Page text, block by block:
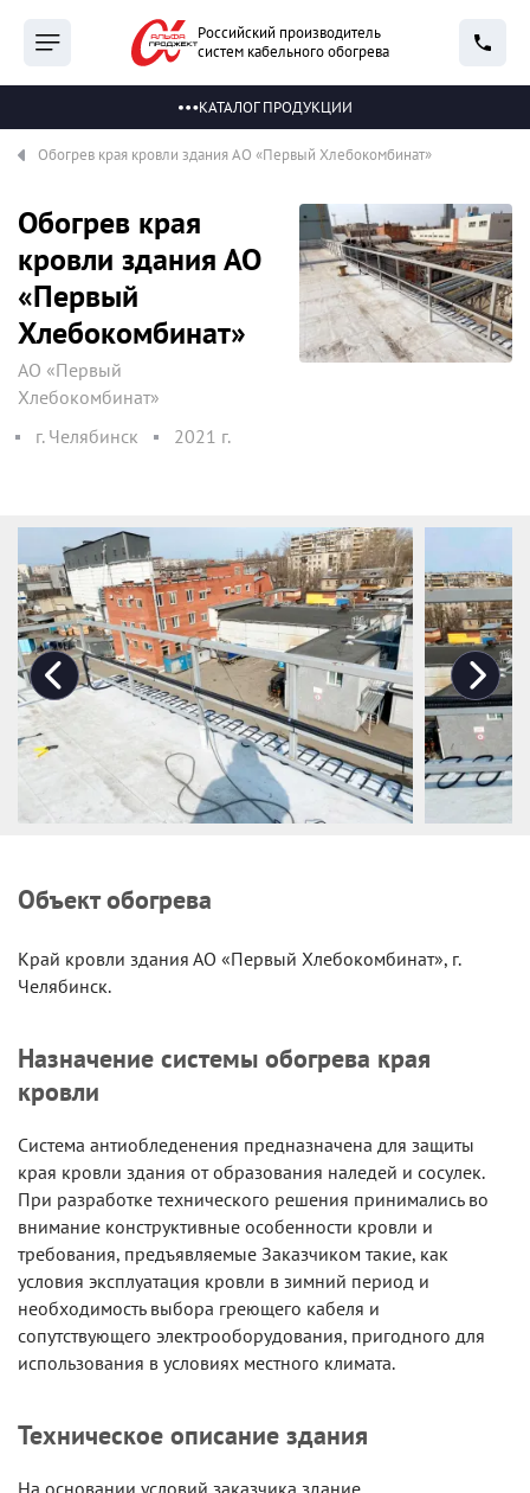
Российский производитель
систем кабельного обогрева
КАТАЛОГ ПРОДУКЦИИ
Обогрев края кровли здания АО «Первый Хлебокомбинат»
Обогрев края
кровли здания АО
«Первый
Хлебокомбинат»
АО «Первый
Хлебокомбинат»
г. Челябинск
2021 г.
Объект обогрева
Край кровли здания АО «Первый Хлебокомбинат», г.
Челябинск.
Назначение системы обогрева края
кровли
Система антиобледенения предназначена для защиты
края кровли здания от образования наледей и сосулек.
При разработке технического решения принимались во
внимание конструктивные особенности кровли и
требования, предъявляемые Заказчиком такие, как
условия эксплуатация кровли в зимний период и
необходимость выбора греющего кабеля и
сопутствующего электрооборудования, пригодного для
использования в условиях местного климата.
Техническое описание здания
На основании условий заказчика здание